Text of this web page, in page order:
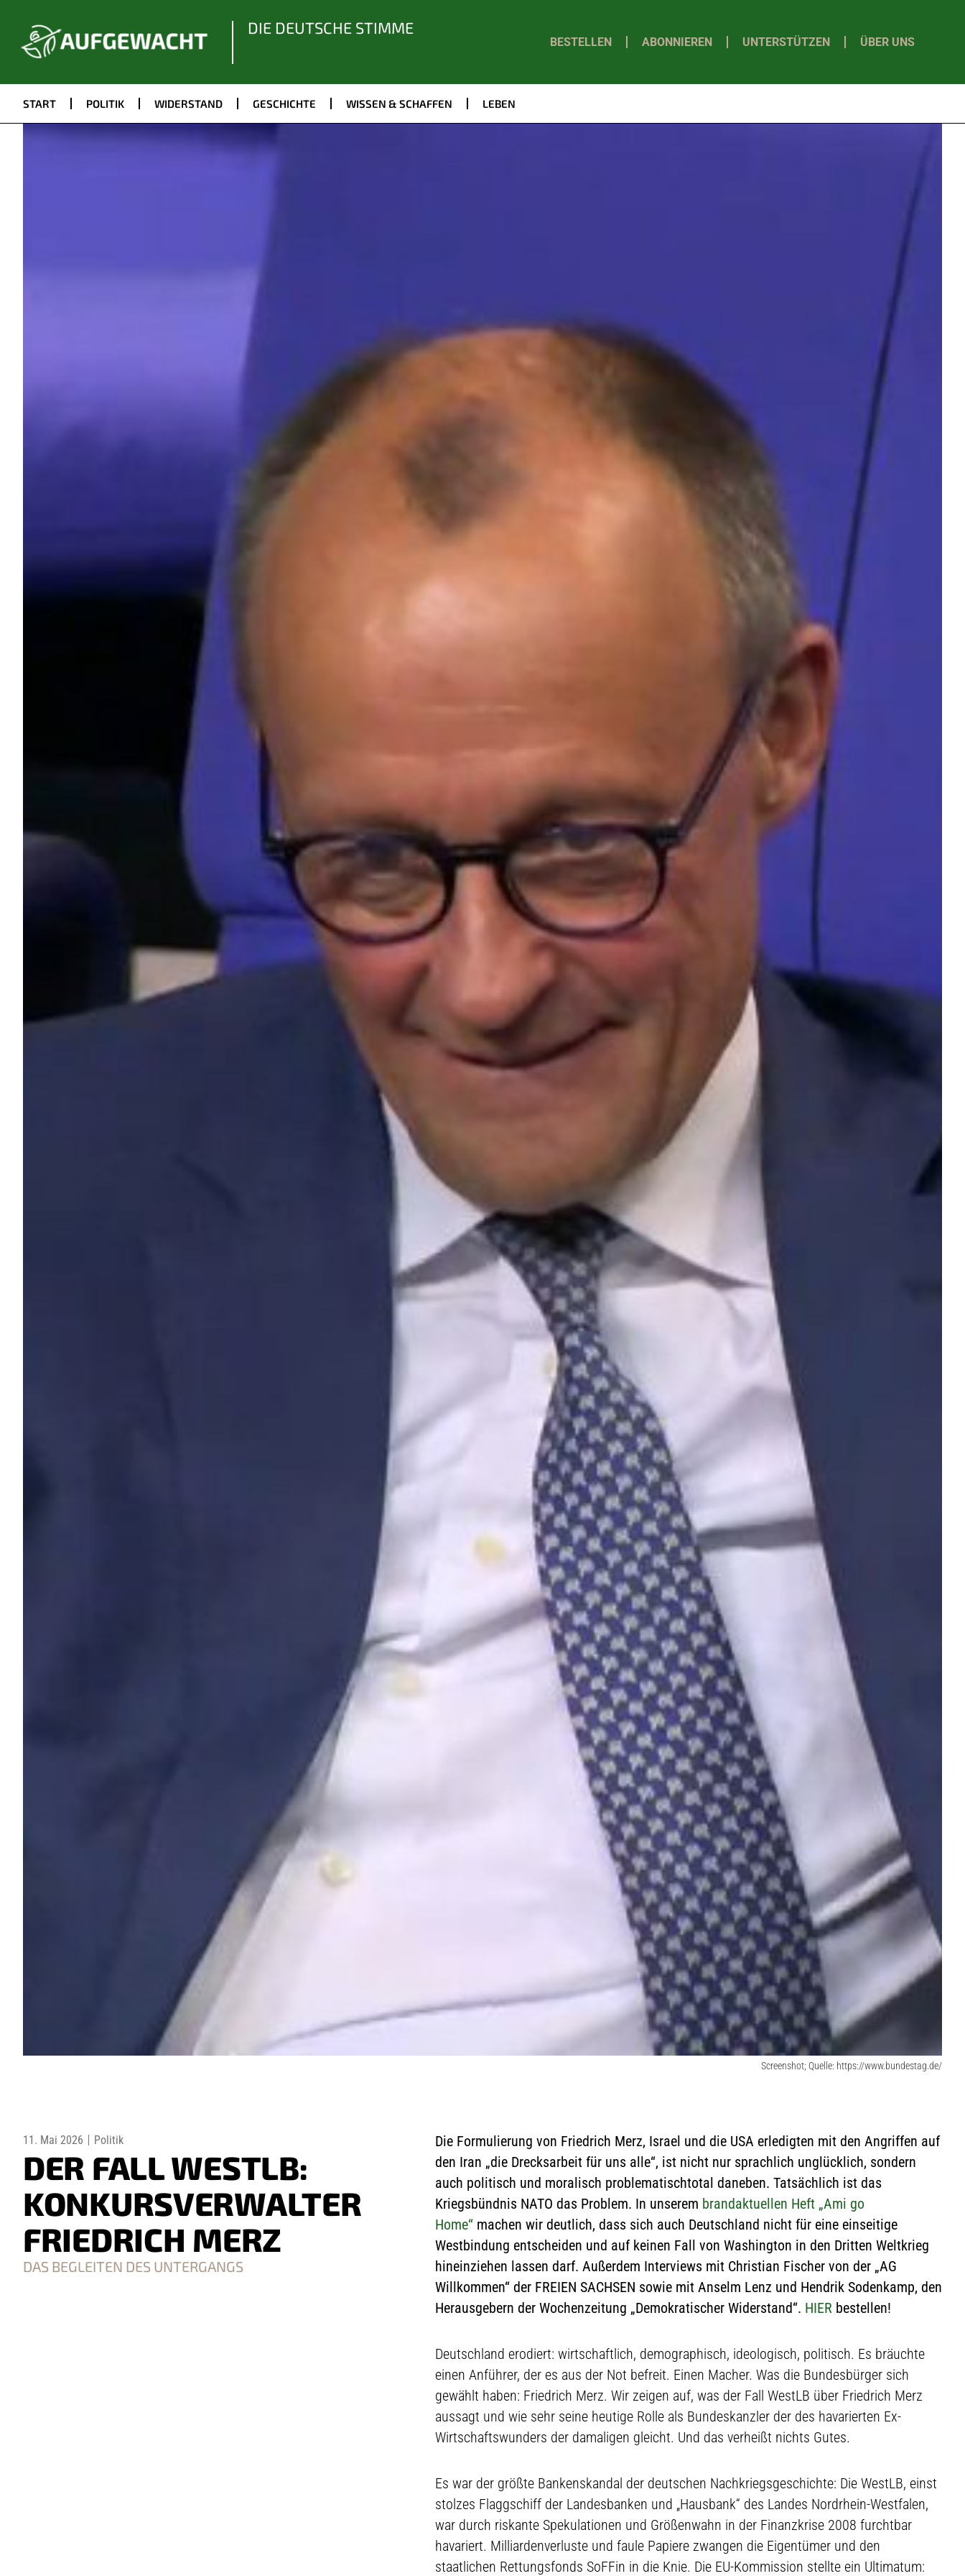
DIE DEUTSCHE STIMME
BESTELLEN ABONNIEREN UNTERSTÜTZEN ÜBER UNS
START POLITIK WIDERSTAND GESCHICHTE WISSEN & SCHAFFEN LEBEN
Screenshot; Quelle: https://www.bundestag.de/
11. Mai 2026 Politik
DER FALL WESTLB:
KONKURSVERWALTER
FRIEDRICH MERZ
DAS BEGLEITEN DES UNTERGANGS
Die Formulierung von Friedrich Merz, Israel und die USA erledigten mit den Angriffen auf
den Iran „die Drecksarbeit für uns alle“, ist nicht nur sprachlich unglücklich, sondern
auch politisch und moralisch problematischtotal daneben. Tatsächlich ist das
Kriegsbündnis NATO das Problem. In unserem brandaktuellen Heft „Ami go
Home“ machen wir deutlich, dass sich auch Deutschland nicht für eine einseitige
Westbindung entscheiden und auf keinen Fall von Washington in den Dritten Weltkrieg
hineinziehen lassen darf. Außerdem Interviews mit Christian Fischer von der „AG
Willkommen“ der FREIEN SACHSEN sowie mit Anselm Lenz und Hendrik Sodenkamp, den
Herausgebern der Wochenzeitung „Demokratischer Widerstand“. HIERbestellen!
Deutschland erodiert: wirtschaftlich, demographisch, ideologisch, politisch. Es bräuchte
einen Anführer, der es aus der Not befreit. Einen Macher. Was die Bundesbürger sich
gewählt haben: Friedrich Merz. Wir zeigen auf, was der Fall WestLB über Friedrich Merz
aussagt und wie sehr seine heutige Rolle als Bundeskanzler der des havarierten Ex-
Wirtschaftswunders der damaligen gleicht. Und das verheißt nichts Gutes.
Es war der größte Bankenskandal der deutschen Nachkriegsgeschichte: Die WestLB, einst
stolzes Flaggschiff der Landesbanken und „Hausbank“ des Landes Nordrhein-Westfalen,
war durch riskante Spekulationen und Größenwahn in der Finanzkrise 2008 furchtbar
havariert. Milliardenverluste und faule Papiere zwangen die Eigentümer und den
staatlichen Rettungsfonds SoFFin in die Knie. Die EU-Kommission stellte ein Ultimatum: